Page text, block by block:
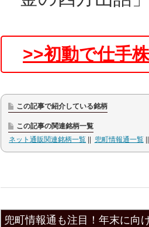
初動で仕手
この記事で紹介している銘柄
この記事の関連銘柄一覧
ネット通販関連銘柄一覧
兜町情報通一覧
兜町情報通も注目！年末に向